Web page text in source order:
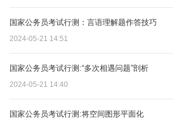
国家公务员考试行测：言语理解题作答技巧
2024-05-21 14:51
国家公务员考试行测:“多次相遇问题”剖析
2024-05-21 14:40
国家公务员考试行测:将空间图形平面化